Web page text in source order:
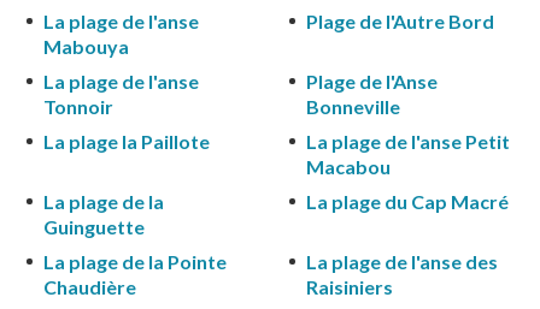
La plage de l'anse
Mabouya
Plage de l'Autre Bord
La plage de l'anse
Tonnoir
Plage de l'Anse
Bonneville
La plage la Paillote
La plage de l'anse Petit
Macabou
La plage de la
Guinguette
La plage du Cap Macré
La plage de la Pointe
Chaudière
La plage de l'anse des
Raisiniers